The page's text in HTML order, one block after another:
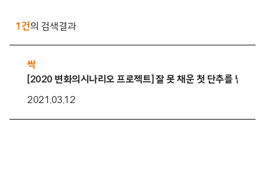
1건의 검색결과
싹
[2020 변화의시나리오 프로젝트] 잘 못 채운 첫 단추를 넘어
2021.03.12